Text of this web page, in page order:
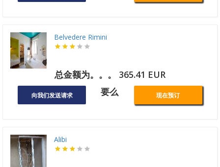
Belvedere Rimini
总金额为。。。 365.41 EUR
向我们发送请求 要么 现在预订
Alibi